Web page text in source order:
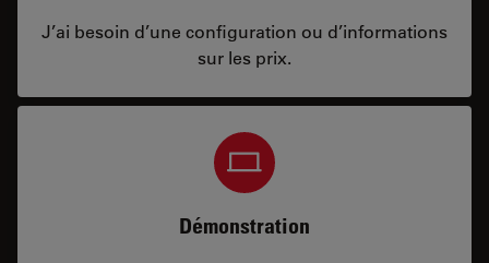
J’ai besoin d’une configuration ou d’informations
sur les prix.
Démonstration